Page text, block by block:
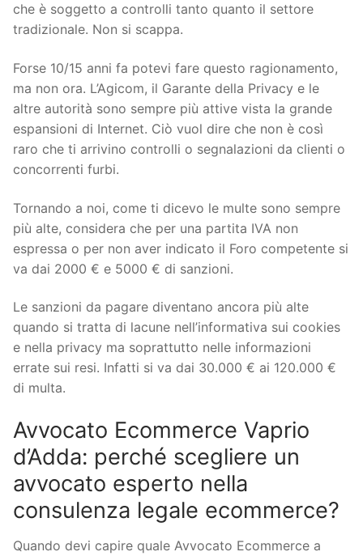
che è soggetto a controlli tanto quanto il settore
tradizionale. Non si scappa.
Forse 10/15 anni fa potevi fare questo ragionamento,
ma non ora. L’Agicom, il Garante della Privacy e le
altre autorità sono sempre più attive vista la grande
espansioni di Internet. Ciò vuol dire che non è così
raro che ti arrivino controlli o segnalazioni da clienti o
concorrenti furbi.
Tornando a noi, come ti dicevo le multe sono sempre
più alte, considera che per una partita IVA non
espressa o per non aver indicato il Foro competente si
va dai 2000 € e 5000 € di sanzioni.
Le sanzioni da pagare diventano ancora più alte
quando si tratta di lacune nell’informativa sui cookies
e nella privacy ma soprattutto nelle informazioni
errate sui resi. Infatti si va dai 30.000 € ai 120.000 €
di multa.
Avvocato Ecommerce Vaprio
d’Adda: perché scegliere un
avvocato esperto nella
consulenza legale ecommerce?
Quando devi capire quale Avvocato Ecommerce a